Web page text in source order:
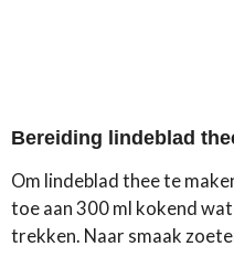
Bereiding lindeblad
Om lindeblad thee te
toe aan 300 ml kokend
trekken. Naar smaak